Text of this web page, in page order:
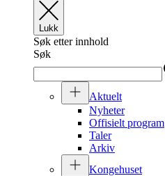
Lukk
Søk etter innhold
Søk
Aktuelt
Nyheter
Offisielt program
Taler
Arkiv
Kongehuset